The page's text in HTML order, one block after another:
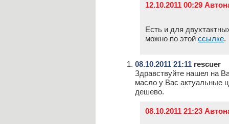
12.10.2011 00:29
Есть и для
можно по этой ссылке.
08.10.2011 21:11 rescuer
Здравствуйте нашел на
масло у Вас актуальные
дешево.
08.10.2011 21:23